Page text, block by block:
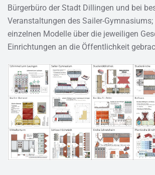
Bürgerbüro der Stadt Dillingen und bei
Veranstaltungen des Sailer-
einzelnen Modelle über die jeweiligen
Einrichtungen an die Öffentlichkeit